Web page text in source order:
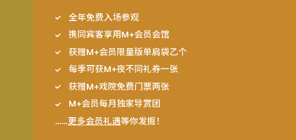
全年免费入场参观
携同宾客享用M+会员会馆
获赠M+会员限量版单肩袋乙个
每季可获M+夜不同礼券一张
获赠M+戏院免费门票两张
M+会员每月独家导赏团
……更多会员礼遇等你发掘！